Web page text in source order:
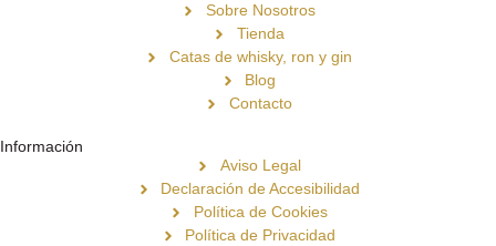
Sobre Nosotros
Tienda
Catas de whisky, ron y gin
Blog
Contacto
Información
Aviso Legal
Declaración de Accesibilidad
Política de Cookies
Política de Privacidad